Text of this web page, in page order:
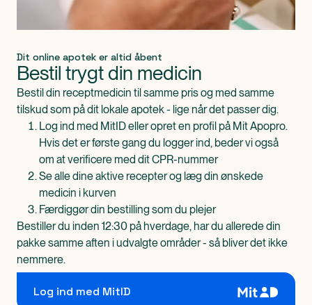
Dit online apotek er altid åbent
Bestil trygt din medicin
Bestil din receptmedicin til samme pris og med samme
tilskud som på dit lokale apotek - lige når det passer dig.
Log ind med MitID eller opret en profil på Mit Apopro.
Hvis det er første gang du logger ind, beder vi også
om at verificere med dit CPR-nummer
Se alle dine aktive recepter og læg din ønskede
medicin i kurven
Færdiggør din bestilling som du plejer
Bestiller du inden 12:30 på hverdage, har du allerede din
pakke samme aften i udvalgte områder - så bliver det ikke
nemmere.
Log ind med MitID